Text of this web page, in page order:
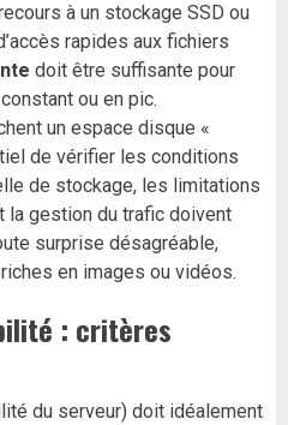
à un stockage SSD ou
rapides aux fichiers
doit être suffisante pour
ou en pic.
un espace disque «
de vérifier les conditions
de stockage, les limitations
la gestion du trafic doivent
surprise désagréable,
en images ou vidéos.
: critères
du serveur) doit idéalement